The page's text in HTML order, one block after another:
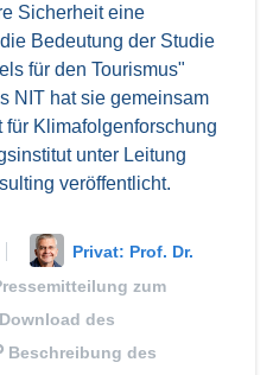
Sicherheit eine
Bedeutung der Studie
für den Tourismus"
NIT hat sie gemeinsam
für Klimafolgenforschung
unter Leitung
veröffentlicht.
Privat: Prof. Dr.
zum
Download des
Beschreibung des